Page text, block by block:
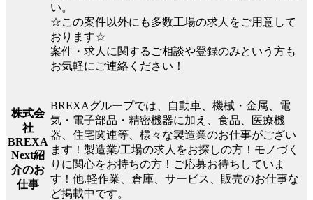
い。
☆この案件以外にも多数工場の求人をご用意して
おります☆
案件・求人に関するご相談や登録のみという方も
お気軽にご連絡ください！
株式会
社
BREXA
Next紹
介のお
仕事
BREXAグループでは、自動車、機械・金属、電
気・電子部品・精密機器に加え、食品、医療機
器、住宅関連等、様々な製造業のお仕事がござい
ます！製造業/工場の求人をお探しの方！モノづく
りに関心をお持ちの方！ご応募お待ちしていま
す！他.軽作業、倉庫、サービス、販売のお仕事な
ど掲載中です。